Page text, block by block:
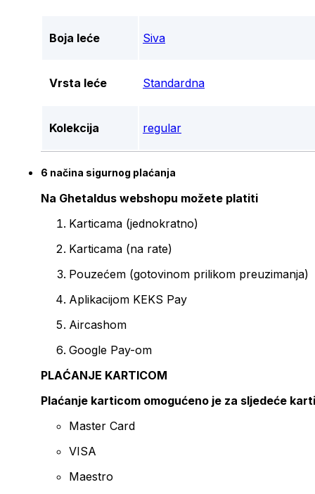
Boja leće Siva
Vrsta leće Standardna
Kolekcija regular
6 načina sigurnog plaćanja
Na Ghetaldus webshopu možete platiti
Karticama (jednokratno)
Karticama (na rate)
Pouzećem (gotovinom prilikom preuzimanja)
Aplikacijom KEKS Pay
Aircashom
Google Pay-om
PLAĆANJE KARTICOM
Plaćanje karticom omogućeno je za sljedeće
Master Card
VISA
Maestro